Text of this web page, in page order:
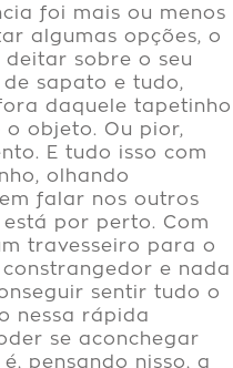
foi mais ou menos
algumas opções, o
sobre o seu
sapato e tudo,
daquele tapetinho
o objeto. Ou pior,
E tudo isso com
olhando
falar nos outros
por perto. Com
travesseiro para o
constrangedor e nada
sentir tudo o
nessa rápida
se aconchegar
pensando nisso, a